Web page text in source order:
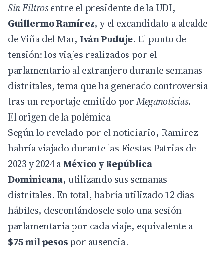
Sin Filtrosentre el presidente de laUDI,
Guillermo Ramírez, y el excandidato a alcalde
de Viña del Mar,Iván Poduje. El punto de
tensión: los viajes realizados por el
parlamentario al extranjero durante semanas
distritales, tema que ha generado controversia
tras un reportaje emitido porMeganoticias.
El origen de la polémica
Según lo revelado por el noticiario, Ramírez
habría viajado durante las Fiestas Patrias de
2023 y 2024 aMéxico y República
Dominicana, utilizando sus semanas
distritales. En total, habría utilizado 12 días
hábiles, descontándosele solo una sesión
parlamentaria por cada viaje, equivalente a
$75 mil pesospor ausencia.